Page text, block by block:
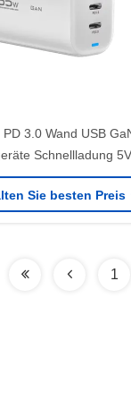
PD 3.0 Wand USB
Schnellladung 5V/
EU/UK Für Telefon
Sie besten Preis
1